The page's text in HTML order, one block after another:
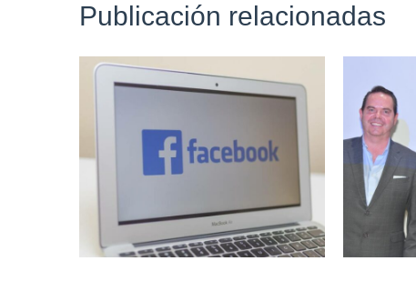
Publicación relacionadas